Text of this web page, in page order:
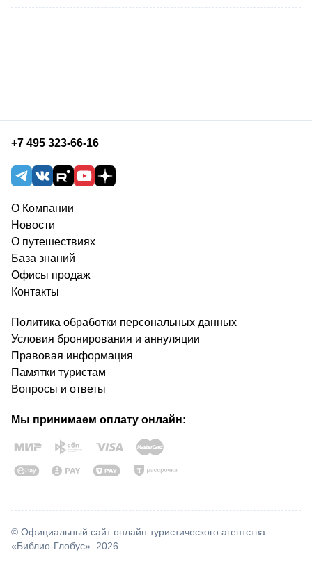
+7 495 323-66-16
О Компании
Новости
О путешествиях
База знаний
Офисы продаж
Контакты
Политика обработки персональных данных
Условия бронирования и аннуляции
Правовая информация
Памятки туристам
Вопросы и ответы
Мы принимаем оплату онлайн:
© Официальный сайт онлайн туристического агентства
«Библио-Глобус». 2026